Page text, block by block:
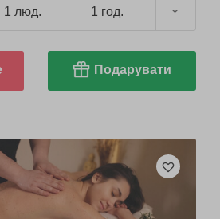
1 люд. 1 год.
Подарувати